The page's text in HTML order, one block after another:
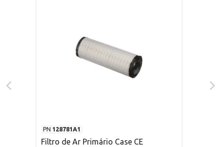
PN 128781A1
Filtro de Ar Primário Case CE